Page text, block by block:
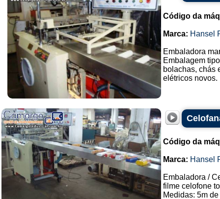
Código da
Marca: Hansel
Embaladora
Embalagem
bolachas, chás
elétricos novos.
Código da
Marca: Hansel
Embaladora /
filme celofone
Medidas: 5m